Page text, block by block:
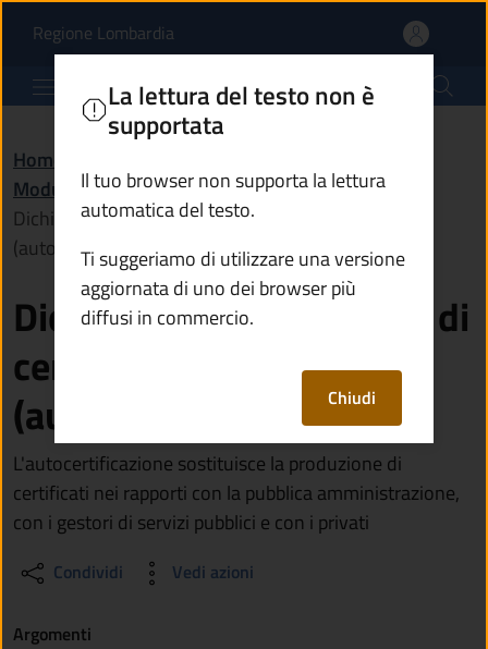
Dichiarazione
Regione Lombardia(apre in un'altra scheda).
Comune di Monte Isola
Home
Modulistica /
Dichiarazione sostitutiva di certificazione
(autocertificazione)
Dichiarazione sostitutiva di
certificazione
(autocertificazione)
L'autocertificazione sostituisce la produzione di
certificati nei rapporti con la pubblica amministrazione,
con i gestori di servizi pubblici e con i privati
Condividi Vedi azioni
La lettura del testo non è
supportata
Il tuo browser non supporta la lettura
automatica del testo.
Ti suggeriamo di utilizzare una versione
aggiornata di uno dei browser più
diffusi in commercio.
Chiudi
Argomenti